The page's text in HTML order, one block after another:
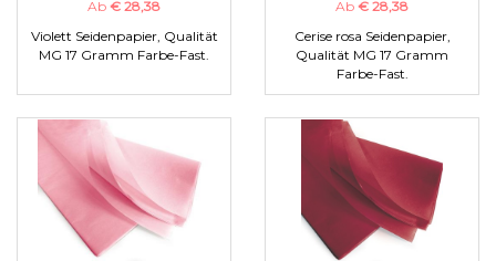
Ab € 28,38
Violett Seidenpapier, Qualität
MG 17 Gramm Farbe-Fast.
Ab € 28,38
Cerise rosa Seidenpapier,
Qualität MG 17 Gramm
Farbe-Fast.